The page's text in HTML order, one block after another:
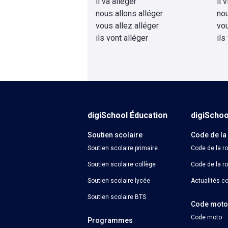
nous allons alléger
vous allez alléger
ils vont alléger
ils
digiSchool Éducation
Soutien scolaire
Soutien scolaire primaire
Soutien scolaire collège
Soutien scolaire lycée
Soutien scolaire BTS
Programmes
Code de
Code de la
Code de la
Actualités
Code moto
Code moto